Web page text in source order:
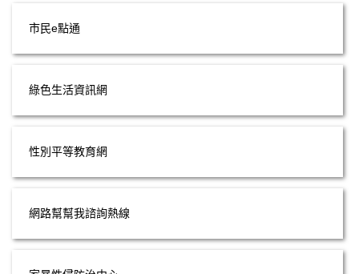
市民e點通
綠色生活資訊網
性別平等教育網
網路幫幫我諮詢熱線